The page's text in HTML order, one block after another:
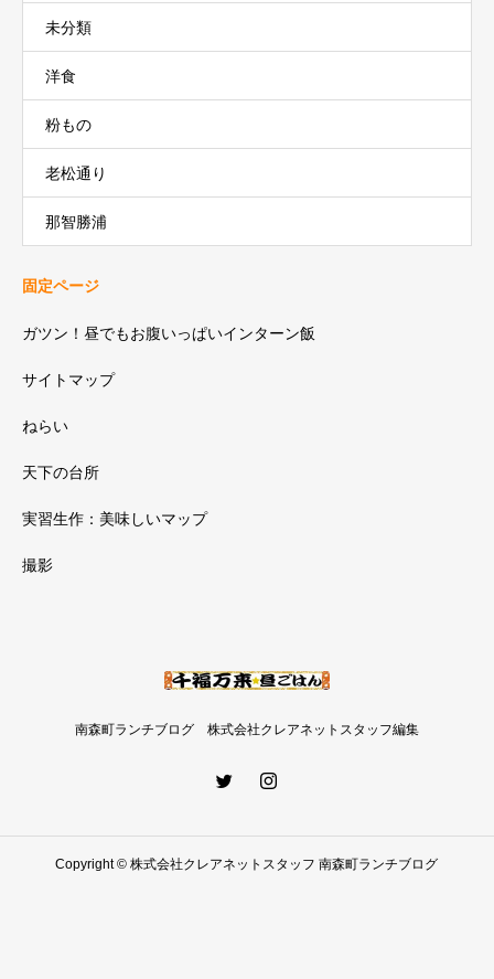
未分類
洋食
粉もの
老松通り
那智勝浦
固定ページ
ガツン！昼でもお腹いっぱいインターン飯
サイトマップ
ねらい
天下の台所
実習生作：美味しいマップ
撮影
南森町ランチブログ 株式会社クレアネットスタッフ編集
Copyright © 株式会社クレアネットスタッフ 南森町ランチブログ